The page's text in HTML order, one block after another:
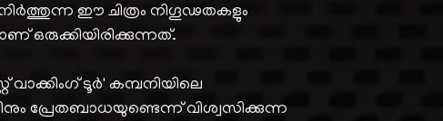
ഈ ചിത്രം നിഗൂഢതകളും
ഒരുക്കിയിരിക്കുന്നത്.
ടൂർ' കമ്പനിയിലെ
പ്രേതബാധയുണ്ടെന്ന് വിശ്വസിക്കുന്ന